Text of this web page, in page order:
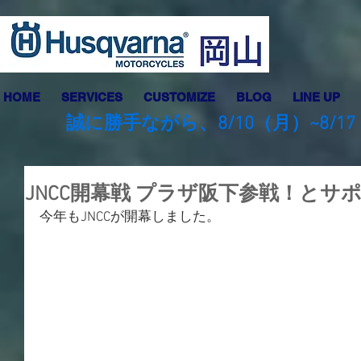
HOME SERVICES CUSTOMIZE BLOG LINE UP
誠に勝手ながら、8/10（月）~8/
JNCC開幕戦 プラザ阪下参戦！とサ
今年もJNCCが開幕しました。